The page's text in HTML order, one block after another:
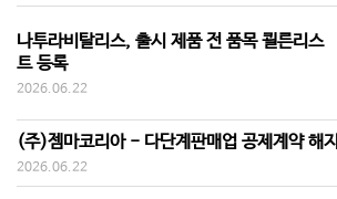
나투라비탈리스, 출시 제품 전 품목 쾰른리스
트 등록
2026.06.22
(주)젬마코리아 - 다단계판매업 공제계약 해지
2026.06.22